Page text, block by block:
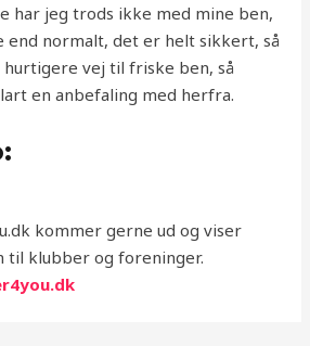
har jeg trods ikke med mine ben,
end normalt, det er helt sikkert, så
hurtigere vej til friske ben, så
en anbefaling med herfra.
kommer gerne ud og viser
til klubber og foreninger.